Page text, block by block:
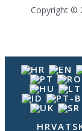
Copyright ©